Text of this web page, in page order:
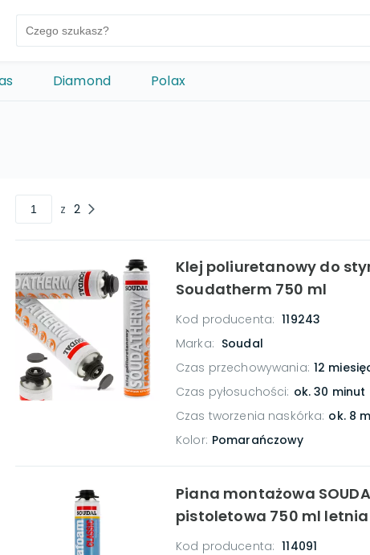
Diamond Polax
z 2
Klej poliuretanowy do
Soudatherm 750 ml
Kod producenta: 119243
Marka: Soudal
Czas przechowywania: 12
Czas pyłosuchości: ok. 30 minut
Czas tworzenia naskórka: ok. 8
Kolor: Pomarańczowy
Piana montażowa
pistoletowa 750 ml letnia
Kod producenta: 114091